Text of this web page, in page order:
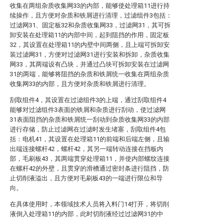
收集在两组杂质收集网33的内部，能够使处理箱11进行持
续操作，且方便对杂质和铁屑进行清理，过滤组件3包括：
过滤网31、固定板32和杂质收集网33，过滤网31，其可拆
卸安装在处理箱11的内部中间，起到阻挡的作用，固定板
32，其设置在处理箱11的内壁中间两侧，且上端可拆卸安
装过滤网31，方便对过滤网31进行安装和拆卸，杂质收集
网33，其两端设有凸块，并通过凸块可拆卸安装在过滤网
31的两端，能够将阻挡的杂质和铁屑统一收集在两组杂质
收集网33的内部，且方便对杂质和铁屑进行清理。
刮取组件4，其设置在过滤组件3的上端，通过刮取组件4
能够对过滤组件3表面的铁屑和杂质进行刮动，使过滤网
31表面阻挡的杂质和铁屑统一刮动到杂质收集网33的内部
进行存储，防止过滤网在过滤时发生堵塞，刮取组件4包
括：电机41，其设置在处理箱11的前端和后端左侧，且输
出端连接螺杆42，螺杆42，其另一端转动连接在挡板内
部，毛刷板43，其两端贯穿处理箱11，并使内部螺纹连接
在螺杆42的外壁，且贯穿的滑槽通过密封条进行阻挡，防
止切削液溢出，且方便对毛刷板43的一端进行限位和导
向。
在具体使用时，本领域技术人员将入料门14打开，将切削
液倒入处理箱11的内部，此时切削液经过过滤网31的中